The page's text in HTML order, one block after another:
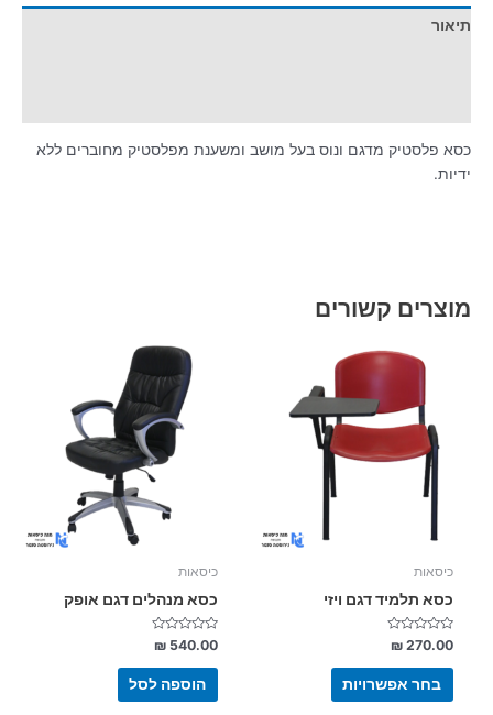
תיאור
כסא פלסטיק מדגם ונוס בעל מושב ומשענת מפלסטיק מחוברים ללא
ידיות.
מוצרים קשורים
כיסאות
כסא תלמיד דגם ויזי
דורג
0
מתוך
₪270.00
בחר אפשרויות
יש
מספר
סוגים.
ניתן
לבחור
האפשרויות
המוצר
כיסאות
כסא מנהלים דגם אופק
דורג
0
מתוך
₪540.00
הוספה לסל